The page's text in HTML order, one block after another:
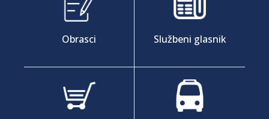
Obrasci Službeni glasnik